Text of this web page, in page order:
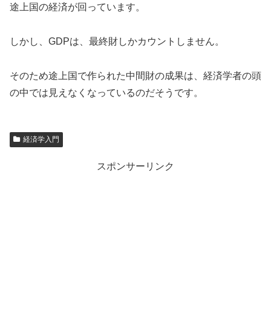
途上国の経済が回っています。
しかし、GDPは、最終財しかカウントしません。
そのため途上国で作られた中間財の成果は、経済学者の頭
の中では見えなくなっているのだそうです。
経済学入門
スポンサーリンク